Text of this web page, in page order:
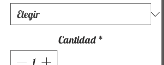
Cantidad *